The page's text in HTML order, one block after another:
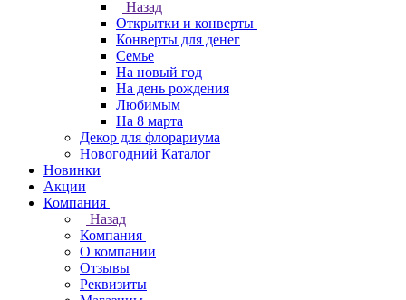
Назад
Открытки и конверты
Конверты для денег
Семье
На новый год
На день рождения
Любимым
На 8 марта
Декор для флорариума
Новогодний Каталог
Новинки
Акции
Компания
Назад
Компания
О компании
Отзывы
Реквизиты